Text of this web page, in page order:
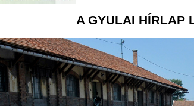
A GYULAI HÍRLAP